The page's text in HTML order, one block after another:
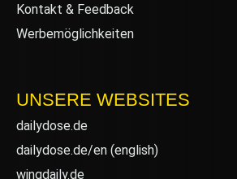
Kontakt & Feedback
Werbemöglichkeiten
UNSERE WEBSITES
dailydose.de
dailydose.de/en (english)
wingdaily.de